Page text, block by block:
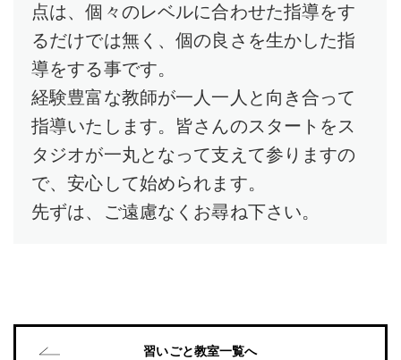
点は、個々のレベルに合わせた指導をす
るだけでは無く、個の良さを生かした指
導をする事です。
経験豊富な教師が一人一人と向き合って
指導いたします。皆さんのスタートをス
タジオが一丸となって支えて参りますの
で、安心して始められます。
先ずは、ご遠慮なくお尋ね下さい。
習いごと教室一覧へ